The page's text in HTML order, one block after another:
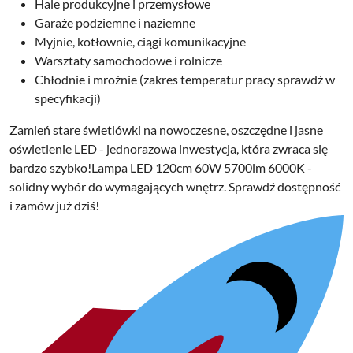
Hale produkcyjne i przemysłowe
Garaże podziemne i naziemne
Myjnie, kotłownie, ciągi komunikacyjne
Warsztaty samochodowe i rolnicze
Chłodnie i mroźnie (zakres temperatur pracy sprawdź w
specyfikacji)
Zamień stare świetlówki na nowoczesne, oszczędne i jasne
oświetlenie LED - jednorazowa inwestycja, która zwraca się
bardzo szybko!Lampa LED 120cm 60W 5700lm 6000K -
solidny wybór do wymagających wnętrz. Sprawdź dostępność
i zamów już dziś!